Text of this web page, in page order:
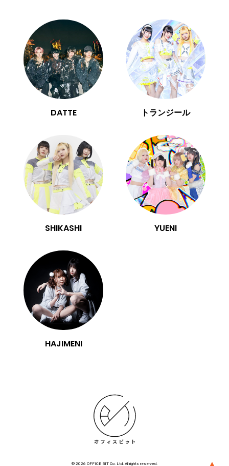
DATTE トランジール
SHIKASHI YUENI
HAJIMENI
© 2026 OFFICE BIT Co. Ltd. All rights reserved. ▲